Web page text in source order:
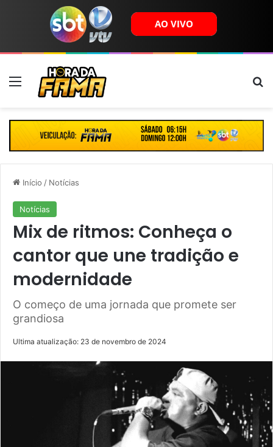
Menu
Início / Notícias
Notícias
Mix de ritmos: Conheça o
cantor que une tradição e
modernidade
O começo de uma jornada que promete ser
grandiosa
Ultima atualização: 23 de novembro de 2024